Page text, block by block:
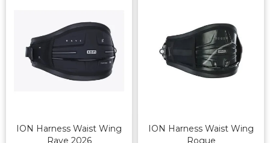
ION Harness Waist Wing
ION Harness Waist Wing